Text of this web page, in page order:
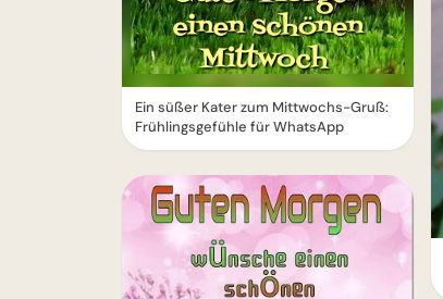
Ein süßer Kater zum Mittwochs-Gruß:
Frühlingsgefühle für WhatsApp